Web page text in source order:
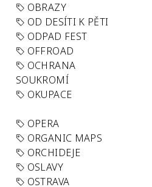
OBRAZY
OD DESÍTI K PĚTI
ODPAD FEST
OFFROAD
OCHRANA
SOUKROMÍ
OKUPACE
OPERA
ORGANIC MAPS
ORCHIDEJE
OSLAVY
OSTRAVA